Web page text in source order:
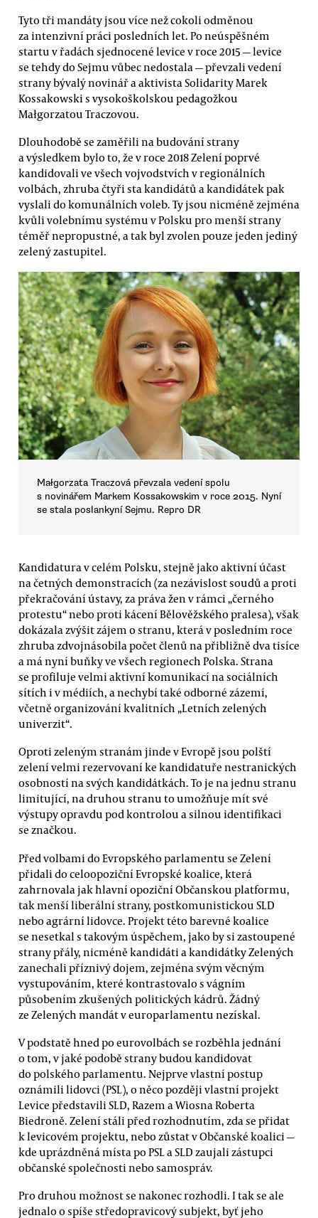
Tyto tři mandáty jsou více než cokoli odměnou
za intenzivní práci posledních let. Po neúspěšném
startu v řadách sjednocené levice v roce 2015 — levice
se tehdy do Sejmu vůbec nedostala — převzali vedení
strany bývalý novinář a aktivista Solidarity Marek
Kossakowski s vysokoškolskou pedagožkou
Małgorzatou Traczovou.
Dlouhodobě se zaměřili na budování strany
a výsledkem bylo to, že v roce 2018 Zelení poprvé
kandidovali ve všech vojvodstvích v regionálních
volbách, zhruba čtyři sta kandidátů a kandidátek pak
vyslali do komunálních voleb. Ty jsou nicméně zejména
kvůli volebnímu systému v Polsku pro menší strany
téměř nepropustné, a tak byl zvolen pouze jeden jediný
zelený zastupitel.
Małgorzata Traczová převzala vedení spolu
s novinářem Markem Kossakowskim v roce 2015. Nyní
se stala poslankyní Sejmu. Repro DR
Kandidatura v celém Polsku, stejně jako aktivní účast
na četných demonstracích (za nezávislost soudů a proti
překračování ústavy, za práva žen v rámci „černého
protestu“ nebo proti kácení Bělověžského pralesa), však
dokázala zvýšit zájem o stranu, která v posledním roce
zhruba zdvojnásobila počet členů na přibližně dva tisíce
a má nyní buňky ve všech regionech Polska. Strana
se profiluje velmi aktivní komunikací na sociálních
sítích i v médiích, a nechybí také odborné zázemí,
včetně organizování kvalitních „Letních zelených
univerzit“.
Oproti zeleným stranám jinde v Evropě jsou polští
zelení velmi rezervovaní ke kandidatuře nestranických
osobností na svých kandidátkách. To je na jednu stranu
limitující, na druhou stranu to umožňuje mít své
výstupy opravdu pod kontrolou a silnou identifikaci
se značkou.
Před volbami do Evropského parlamentu se Zelení
přidali do celoopoziční Evropské koalice, která
zahrnovala jak hlavní opoziční Občanskou platformu,
tak menší liberální strany, postkomunistickou SLD
nebo agrární lidovce. Projekt této barevné koalice
se nesetkal s takovým úspěchem, jako by si zastoupené
strany přály, nicméně kandidáti a kandidátky Zelených
zanechali příznivý dojem, zejména svým věcným
vystupováním, které kontrastovalo s vágním
působením zkušených politických kádrů. Žádný
ze Zelených mandát v europarlamentu nezískal.
V podstatě hned po eurovolbách se rozběhla jednání
o tom, v jaké podobě strany budou kandidovat
do polského parlamentu. Nejprve vlastní postup
oznámili lidovci (PSL), o něco později vlastní projekt
Levice představili SLD, Razem a Wiosna Roberta
Biedroně. Zelení stáli před rozhodnutím, zda se přidat
k levicovém projektu, nebo zůstat v Občanské koalici —
kde uprázdněná místa po PSL a SLD zaujali zástupci
občanské společnosti nebo samospráv.
Pro druhou možnost se nakonec rozhodli. I tak se ale
jednalo o spíše středopravicový subjekt, byť jeho